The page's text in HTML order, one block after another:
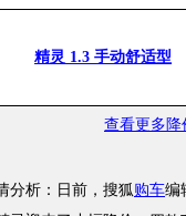
精灵 1.3 手动舒适型
查看更多降
析：日前，搜狐购车编